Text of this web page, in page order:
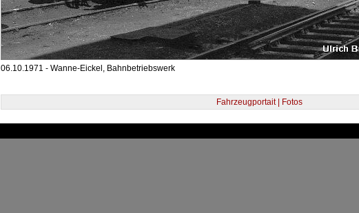
06.10.1971 - Wanne-Eickel, Bahnbetriebswerk
Fahrzeugportait | Fotos